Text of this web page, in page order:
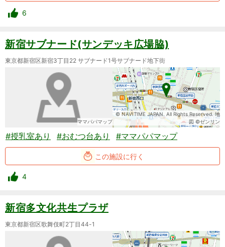
6
新宿サブナード(サンデッキ広場脇)
東京都新宿区新宿3丁目22 サブナード1号サブナード地下街
ママパパマップ
© NAVITIME JAPAN. All Rights Reserved. 地
図 ©ゼンリン
#授乳室あり #おむつ台あり #ママパパマップ
この施設に行く
4
新宿多文化共生プラザ
東京都新宿区歌舞伎町2丁目44-1